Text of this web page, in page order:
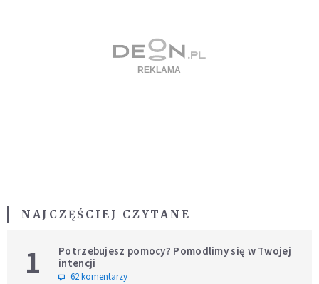
NAJCZĘŚCIEJ CZYTANE
1
Potrzebujesz pomocy? Pomodlimy się w Twojej
intencji
62 komentarzy